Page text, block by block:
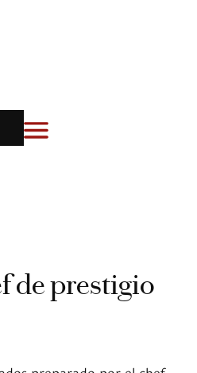
de prestigio